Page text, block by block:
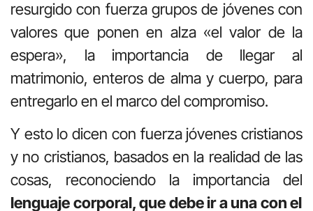
resurgido con fuerza grupos de jóvenes con
valores que ponen en alza «el valor de la
espera», la importancia de llegar al
matrimonio, enteros de alma y cuerpo, para
entregarlo en el marco del compromiso.
Y esto lo dicen con fuerza jóvenes cristianos
y no cristianos, basados en la realidad de las
cosas, reconociendo la importancia del
lenguaje corporal, que debe ir a una con el